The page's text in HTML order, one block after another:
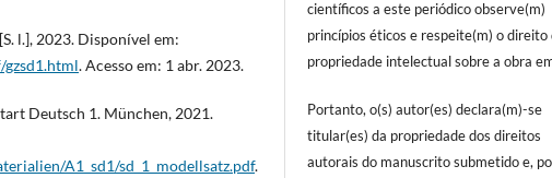
l.], 2023. Disponível em:
. Acesso em: 1 abr. 2023.
Deutsch 1. München, 2021.
A1_sd1/sd_1_modellsatz.pdf.
científicos a este periódico observe(m)
princípios éticos e respeite(m) o direito
propriedade intelectual sobre a obra
Portanto, o(s) autor(es) declara(m)-se
titular(es) da propriedade dos direitos
autorais do manuscrito submetido e,